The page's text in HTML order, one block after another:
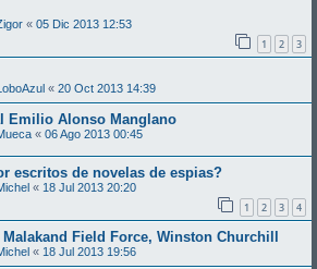
« 05 Dic 2013 12:53
1 2 3
« 20 Oct 2013 14:39
Emilio Alonso Manglano
« 06 Ago 2013 00:45
escritos de novelas de espias?
« 18 Jul 2013 20:20
1 2 3 4
Field Force, Winston Churchill
« 18 Jul 2013 19:56